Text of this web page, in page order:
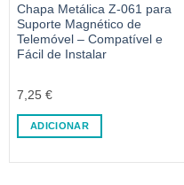
Chapa Metálica Z-061 para
Suporte Magnético de
Telemóvel – Compatível e
Fácil de Instalar
7,25 €
ADICIONAR